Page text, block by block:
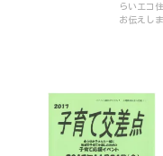
らいエコ
お伝えし